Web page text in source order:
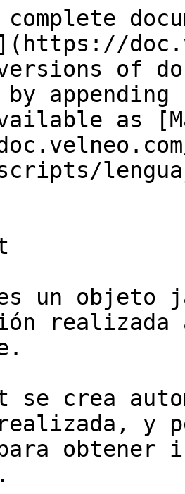
versions of
as
es un objeto
realizada
se crea
y
obtener